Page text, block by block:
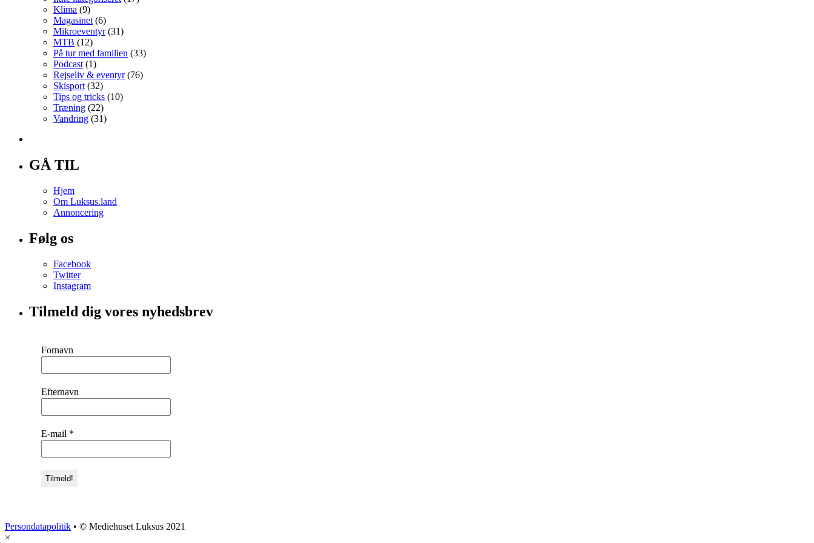
Klima (9)
Magasinet (6)
Mikroeventyr(31)
MTB (12)
På tur med familien (33)
Podcast (1)
Rejseliv & eventyr(76)
Skisport (32)
Tips og tricks (10)
Træning (22)
Vandring (31)
GÅ TIL
Hjem
Om Luksus.land
Annoncering
Følg os
Facebook
Twitter
Instagram
Tilmeld dig vores nyhedsbrev
Fornavn
Efternavn
E-mail *
Persondatapolitik • © Mediehuset Luksus 2021
×